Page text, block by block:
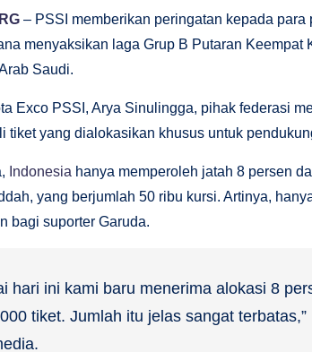
– PSSI memberikan peringatan kepada
menyaksikan laga Grup B Putaran
Saudi.
Exco PSSI, Arya Sinulingga, pihak federasi
tiket yang dialokasikan khusus untuk
Indonesia hanya memperoleh jatah 8 persen
yang berjumlah 50 ribu kursi. Artinya,
bagi suporter Garuda.
hari ini kami baru menerima alokasi 8
tiket. Jumlah itu jelas sangat